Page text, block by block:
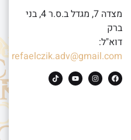
מצדה 7, מגדל ב.ס.ר 4, בני
ברק
דוא"ל:
refaelczik.adv@gmail.com